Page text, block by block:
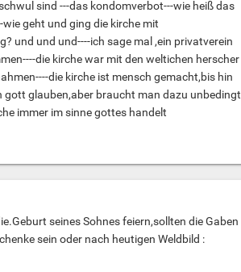
sind ---das kondomverbot---wie heiß das
geht und ging die kirche mit
und und und----ich sage mal ,ein privatverein
die kirche war mit den weltichen herscher
die kirche ist mensch gemacht,bis hin
gott glauben,aber braucht man dazu unbedingt
immer im sinne gottes handelt
seines Sohnes feiern,sollten die Gaben
sein oder nach heutigen Weldbild :